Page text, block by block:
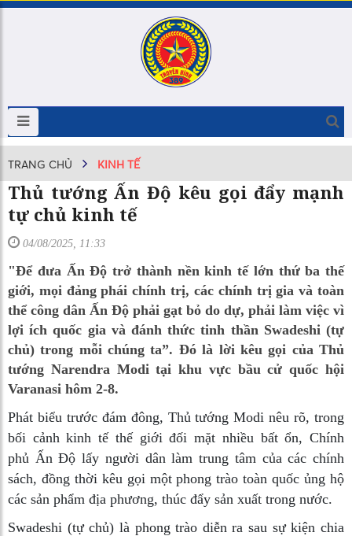
TRANG CHỦ KINH TẾ
Thủ tướng Ấn Độ kêu gọi đẩy mạnh
tự chủ kinh tế
04/08/2025, 11:33
"Để đưa Ấn Độ trở thành nền kinh tế lớn thứ ba thế
giới, mọi đảng phái chính trị, các chính trị gia và toàn
thể công dân Ấn Độ phải gạt bỏ do dự, phải làm việc vì
lợi ích quốc gia và đánh thức tinh thần Swadeshi (tự
chủ) trong mỗi chúng ta”. Đó là lời kêu gọi của Thủ
tướng Narendra Modi tại khu vực bầu cử quốc hội
Varanasi hôm 2-8.
Phát biểu trước đám đông, Thủ tướng Modi nêu rõ, trong
bối cảnh kinh tế thế giới đối mặt nhiều bất ổn, Chính
phủ Ấn Độ lấy người dân làm trung tâm của các chính
sách, đồng thời kêu gọi một phong trào toàn quốc ủng hộ
các sản phẩm địa phương, thúc đẩy sản xuất trong nước.
Swadeshi (tự chủ) là phong trào diễn ra sau sự kiện chia